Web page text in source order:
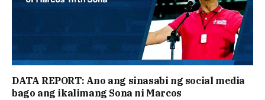
DATA REPORT: Ano ang sinasabi ng social media
bago ang ikalimang Sona ni Marcos